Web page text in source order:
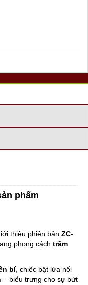
phẩm
thiệu phiên bản ZC-
phong cách trầm
bí, chiếc bật lửa nổi
– biểu trưng cho sự bứt